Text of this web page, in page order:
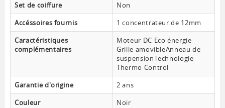
Set de coiffure
Non
Accéssoires fournis
1 concentrateur de 12mm
Caractéristiques
complémentaires
Moteur DC Eco énergie
Grille amovibleAnneau de
suspensionTechnologie
Thermo Control
Garantie d'origine
2 ans
Couleur
Noir